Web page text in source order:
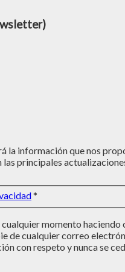
la información que nos
principales
*
momento haciendo
de cualquier correo
con respeto y nunca se